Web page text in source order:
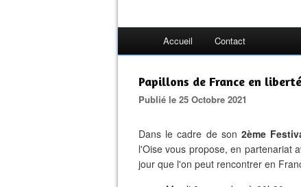
Accueil Contact
Papillons de France en liberté
Publié le 25 Octobre 2021
Dans le cadre de son 2ème
l'Oise vous propose, en partenariat
jour que l'on peut rencontrer en